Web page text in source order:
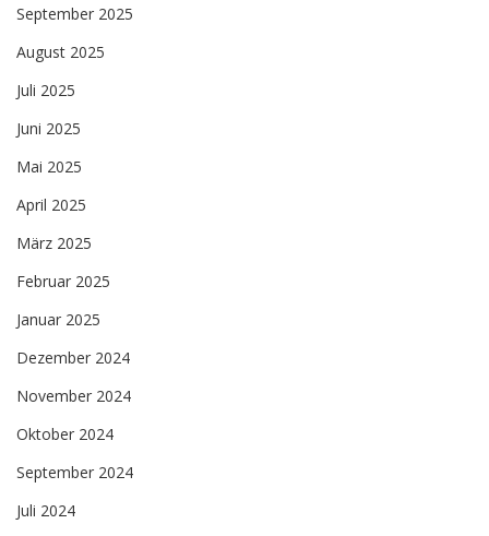
September 2025
August 2025
Juli 2025
Juni 2025
Mai 2025
April 2025
März 2025
Februar 2025
Januar 2025
Dezember 2024
November 2024
Oktober 2024
September 2024
Juli 2024